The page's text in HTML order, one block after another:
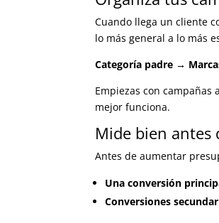
Cuando llega un cliente
lo más general a lo más
Categoría padre →
Empiezas con
mejor funciona.
Mide bien antes
Antes de aumentar
Una conversión
Conversiones